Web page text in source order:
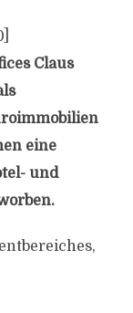
]
Claus
eine
und